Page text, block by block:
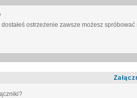
ostrzeżenie zawsze możesz